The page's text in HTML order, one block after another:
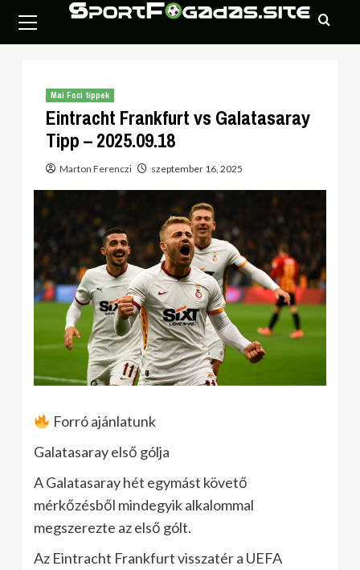
content
Menu
Mai Foci tippek
Eintracht Frankfurt vs Galatasaray
Tipp – 2025.09.18
Marton Ferenczi szeptember 16, 2025
Forró ajánlatunk
Galatasaray első gólja
A Galatasaray hét egymást követő
mérkőzésből mindegyik alkalommal
megszerezte az első gólt.
Az Eintracht Frankfurt visszatér a UEFA